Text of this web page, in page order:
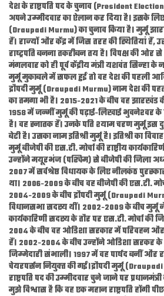
देश के राष्ट्रपति पद के चुनाव (President
अपने उम्‍मीदवार का ऐलान कर दिया है। इसके लिए
(Draupadi Murmu) का चुनाव किया है। मुर्मू
हैं। राज्‍यों और केंद्र में जिस तरह की स्थितियां हैं,
राष्‍ट्रपति बनना तकरीबन तय है। विपक्ष की
मंगलवार को ही पूर्व केंद्रीय मंत्री यशवंत सिन्‍हा
मुर्मू मुकाबले में सफल हुईं तो वह देश की पहली
द्रौपदी मुर्मू (Draupadi Murmu) नाम देश की
का तमगा भी है। 2015-2021 के बीच वह झारखंड
1958 में जन्‍मीं मुर्मू की पढ़ाई-लिखाई भुवनेश्‍वर
है। वह स्‍नातक हैं। उनके पति श्‍याम चरण मुर्मू इस
बेटी है। उसका नाम इतिश्री मुर्मू है। इतिश्री का
मुर्मू बीजेपी की एस.टी. मोर्चा की राष्ट्रीय
उन्‍होंने मयूरभंज (पश्चिम) से बीजेपी की जिला
2007 में सर्वश्रेष्ठ विधायक के लिए नीलकंठ
था। 2006-2009 के बीच वह बीजेपी की एस.टी.
2004-2009 के बीच द्रौपदी मुर्मू (Draupadi
विधानसभा सदस्य थीं। 2002-2009 के बीच मुर्मू ने
कार्यकारिणी सदस्य के तौर पर एस.टी. मोर्चा की
2004 के बीच वह ओडिशा सरकार में परिवहन और
हैं। 2002-2004 के बीच उन्‍होंने ओडिशा सरकर
जिम्‍मेदारी संभाली। 1997 में वह पार्षद बनीं और
चेयरपर्सन न‍ियुक्‍त की गईं।द्रौपदी मुर्मू
राष्ट्रपति पद की उम्मीदवार चुने जाने पर
मुझे विश्वास है कि वह एक महान राष्ट्रपति होंगी